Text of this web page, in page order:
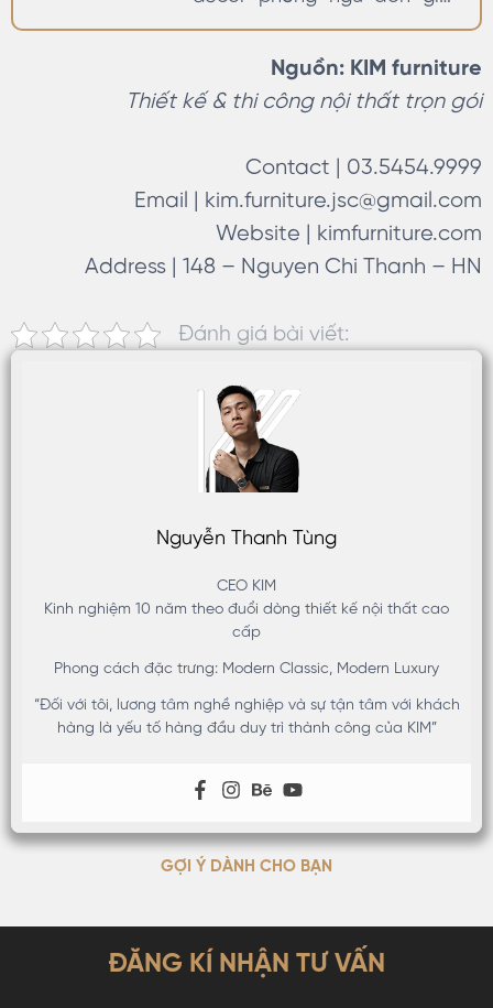
với nhiều nguồn tham khảo.
Phong cách cao cấp lại
không như vậy. Với diện tích
tương đối lớn từ 15 m2 trở
thẩm mỹ, trang nhã nhưng
không bị thừa thãi và…
Nguồn: KIM furniture
Thiết kế & thi công nội thất trọn gói
Contact | 03.5454.9999
Email | kim.furniture.jsc@gmail.com
Website | kimfurniture.com
Address | 148 – Nguyen Chi Thanh – HN
Đánh giá bài viết:
Nguyễn Thanh Tùng
CEO KIM
Kinh nghiệm 10 năm theo đuổi dòng thiết kế nội thất cao
cấp
Phong cách đặc trưng: Modern Classic, Modern Luxury
“Đối với tôi, lương tâm nghề nghiệp và sự tận tâm với khách
hàng là yếu tố hàng đầu duy trì thành công của KIM”
GỢI Ý DÀNH CHO BẠN
ĐĂNG KÍ NHẬN TƯ VẤN